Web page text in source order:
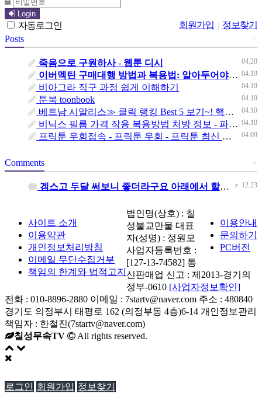
Login
자동로그인 회원가입 | 정보찾기
+
Posts
04.20
죽음으로 구원하사 - 웹툰 디시
04.19
이버멕틴 구매대행 방법과 복용법: 알아두어야 할 모든 것 - 러시아 직구 우라몰 ulAg9.top
04.19
비아그라 직구 과정 쉽게 이해하기
04.10
툰북 toonbook
04.10
베트남 시알리스≫ 클릭 랭킹 Best 5 보기~! 핵심 정보만 모아서 소개합니다 - 정력원
04.10
비닉스 필름 가격 작용 복용방법 처방 정보 - 파워약국
04.09
프릭툰 우회접속 - 프릭툰 우회 - 프릭툰 최신 주소 2026 - vmflrxns
+
Comments
e 12.23
겜스고 두달 써보니 좋더라구요 아래에서 할인 받으세요~ http://gamsgone.com
사이트 소개
이용약관
개인정보처리방침
이메일 무단수집거부
책임의 한계와 법적고지
이용안내
문의하기
PC버전
법인명(상호) : 칠
성불교만물 대표
자(성명) : 정원모
사업자등록번호 :
[127-13-74582] 통
신판매업 신고 : 제2013-경기의
정부-0610 [사업자정보확인]
전화 : 010-8896-2880 이메일 : 7startv@naver.com 주소 : 480840
경기도 의정부시 태평로 162 (의정부동 4층)6-14 개인정보관리
책임자 : 한철진(7startv@naver.com)
칠성무속TV
All rights reserved.
로그인 회원가입 정보찾기